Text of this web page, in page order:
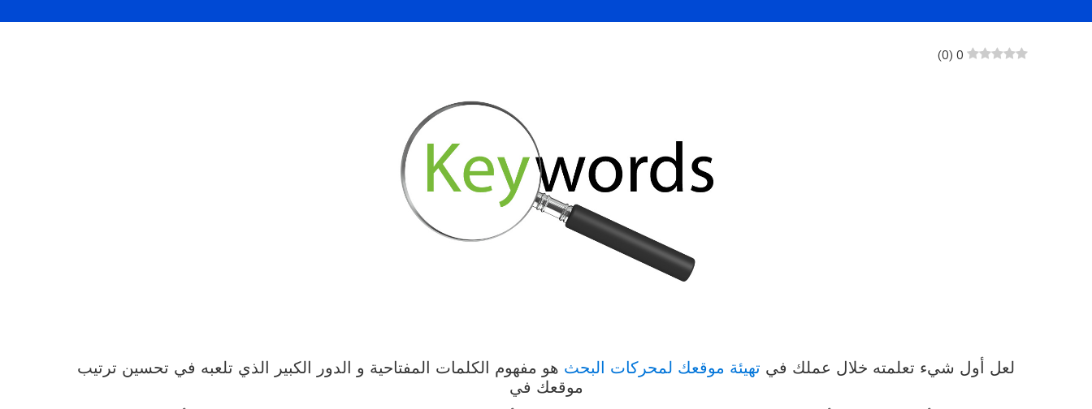
0
(
0
)
لعل أول شيء تعلمته خلال عملك في تهيئة موقعك لمحركات البحث هو مفهوم الكلمات المفتاحية و الدور الكبير الذي تلعبه في تحسين ترتيب
موقعك في